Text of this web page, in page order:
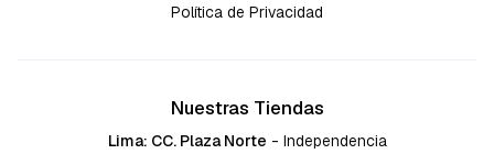
Política de Privacidad
Nuestras Tiendas
Lima: CC. Plaza Norte - Independencia